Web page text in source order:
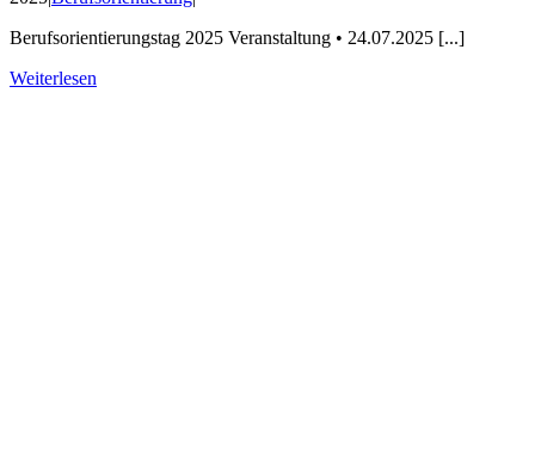
Berufsorientierungstag 2025 Veranstaltung • 24.07.2025 [...]
Weiterlesen